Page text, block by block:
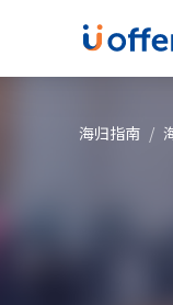
海归指南 /